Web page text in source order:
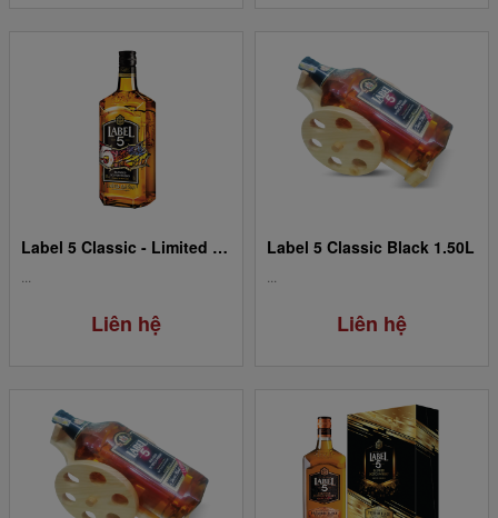
Label 5 Classic - Limited Edition 0.70L
Liên hệ
Label 5 Classic Black 1.50L
Liên hệ